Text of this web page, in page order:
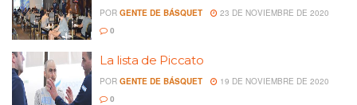
POR GENTE DE BÁSQUET
23 DE NOVIEMBRE DE 2020
0
La lista de Piccato
POR GENTE DE BÁSQUET
19 DE NOVIEMBRE DE 2020
0